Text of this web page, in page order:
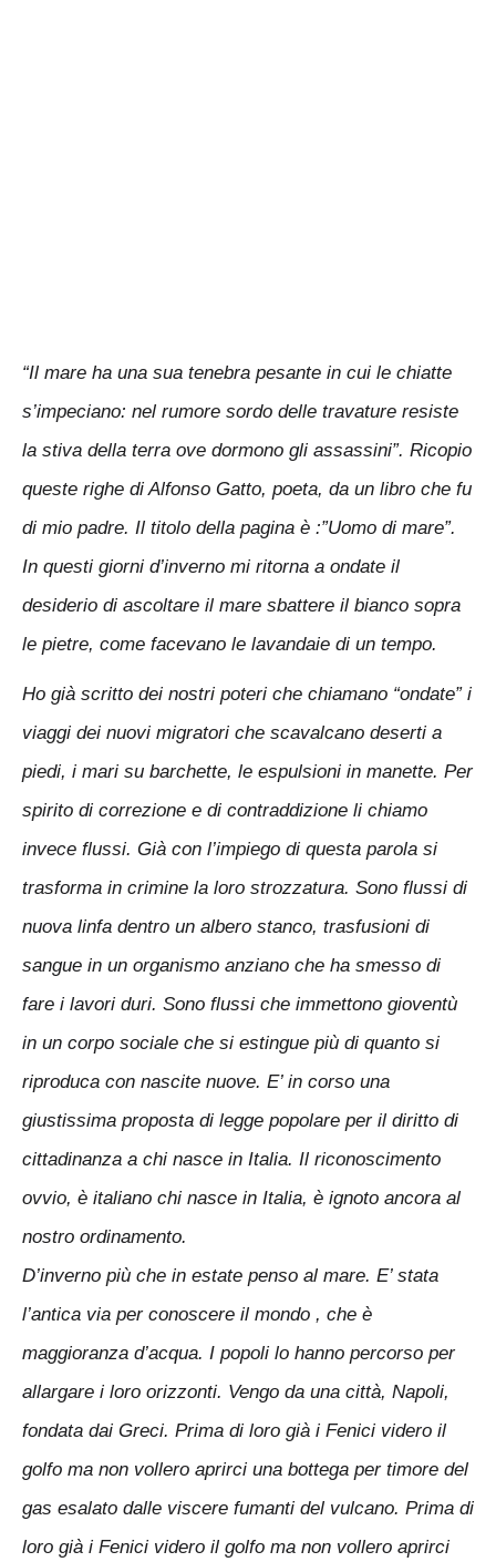
“Il mare ha una sua tenebra pesante in cui le chiatte
s’impeciano: nel rumore sordo delle travature resiste
la stiva della terra ove dormono gli assassini”. Ricopio
queste righe di Alfonso Gatto, poeta, da un libro che fu
di mio padre. Il titolo della pagina è :”Uomo di mare”.
In questi giorni d’inverno mi ritorna a ondate il
desiderio di ascoltare il mare sbattere il bianco sopra
le pietre, come facevano le lavandaie di un tempo.
Ho già scritto dei nostri poteri che chiamano “ondate” i
viaggi dei nuovi migratori che scavalcano deserti a
piedi, i mari su barchette, le espulsioni in manette. Per
spirito di correzione e di contraddizione li chiamo
invece flussi. Già con l’impiego di questa parola si
trasforma in crimine la loro strozzatura. Sono flussi di
nuova linfa dentro un albero stanco, trasfusioni di
sangue in un organismo anziano che ha smesso di
fare i lavori duri. Sono flussi che immettono gioventù
in un corpo sociale che si estingue più di quanto si
riproduca con nascite nuove. E’ in corso una
giustissima proposta di legge popolare per il diritto di
cittadinanza a chi nasce in Italia. Il riconoscimento
ovvio, è italiano chi nasce in Italia, è ignoto ancora al
nostro ordinamento.
D’inverno più che in estate penso al mare. E’ stata
l’antica via per conoscere il mondo , che è
maggioranza d’acqua. I popoli lo hanno percorso per
allargare i loro orizzonti. Vengo da una città, Napoli,
fondata dai Greci. Prima di loro già i Fenici videro il
golfo ma non vollero aprirci una bottega per timore del
gas esalato dalle viscere fumanti del vulcano. Prima di
loro già i Fenici videro il golfo ma non vollero aprirci